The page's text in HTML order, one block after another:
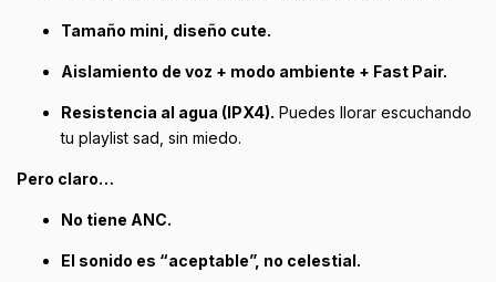
Tamaño mini, diseño cute.
Aislamiento de voz + modo ambiente + Fast Pair.
Resistencia al agua (IPX4). Puedes llorar escuchando
tu playlist sad, sin miedo.
Pero claro…
No tiene ANC.
El sonido es “aceptable”, no celestial.